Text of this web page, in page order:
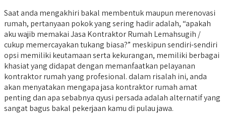
Saat anda mengakhiri bakal membentuk maupun merenovasi
rumah, pertanyaan pokok yang sering hadir adalah, “apakah
aku wajib memakai Jasa Kontraktor Rumah Lemahsugih /
cukup memercayakan tukang biasa?” meskipun sendiri-sendiri
opsi memiliki keutamaan serta kekurangan, memiliki berbagai
khasiat yang didapat dengan memanfaatkan pelayanan
kontraktor rumah yang profesional. dalam risalah ini, anda
akan menyatakan mengapa jasa kontraktor rumah amat
penting dan apa sebabnya qyusi persada adalah alternatif yang
sangat bagus bakal pekerjaan kamu di pulau jawa.